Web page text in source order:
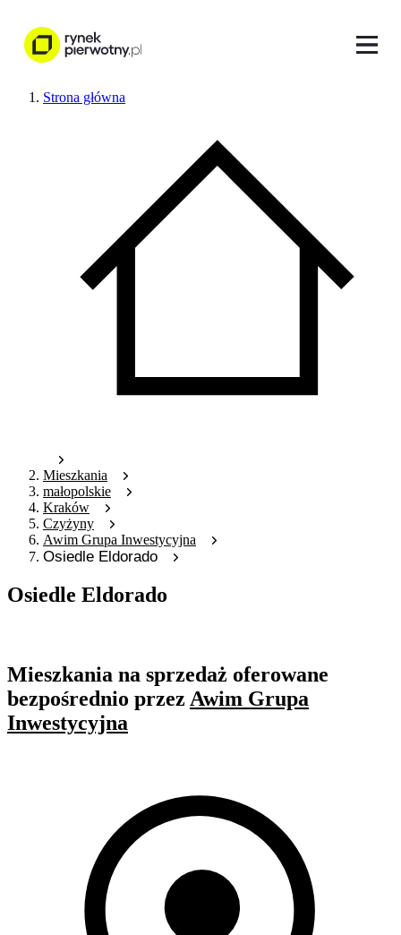
Strona główna
Mieszkania
małopolskie
Kraków
Czyżyny
Awim Grupa Inwestycyjna
Osiedle Eldorado
Osiedle Eldorado
Mieszkania na sprzedaż oferowane
bezpośrednio przez Awim Grupa
Inwestycyjna